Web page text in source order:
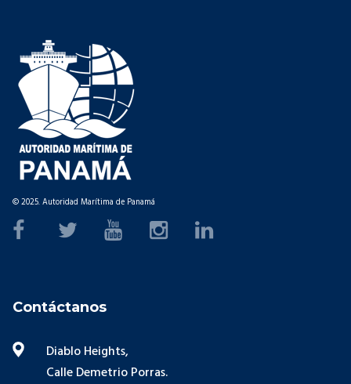
© 2025. Autoridad Marítima de Panamá
Contáctanos
Diablo Heights,
Calle Demetrio Porras.